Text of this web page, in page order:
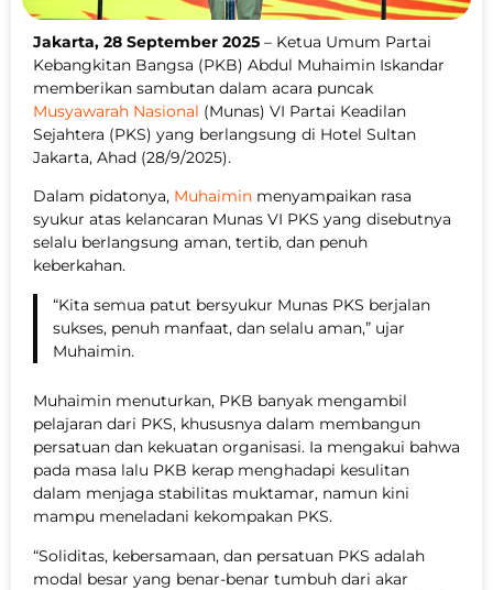
Jakarta, 28 September 2025 – Ketua Umum Partai
Kebangkitan Bangsa (PKB) Abdul Muhaimin Iskandar
memberikan sambutan dalam acara puncak
Musyawarah Nasional (Munas) VI Partai Keadilan
Sejahtera (PKS) yang berlangsung di Hotel Sultan
Jakarta, Ahad (28/9/2025).
Dalam pidatonya, Muhaimin menyampaikan rasa
syukur atas kelancaran Munas VI PKS yang disebutnya
selalu berlangsung aman, tertib, dan penuh
keberkahan.
“Kita semua patut bersyukur Munas PKS berjalan
sukses, penuh manfaat, dan selalu aman,” ujar
Muhaimin.
Muhaimin menuturkan, PKB banyak mengambil
pelajaran dari PKS, khususnya dalam membangun
persatuan dan kekuatan organisasi. Ia mengakui bahwa
pada masa lalu PKB kerap menghadapi kesulitan
dalam menjaga stabilitas muktamar, namun kini
mampu meneladani kekompakan PKS.
“Soliditas, kebersamaan, dan persatuan PKS adalah
modal besar yang benar-benar tumbuh dari akar